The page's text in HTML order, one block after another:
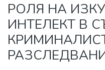
РОЛЯ НА
ИНТЕЛЕКТ В